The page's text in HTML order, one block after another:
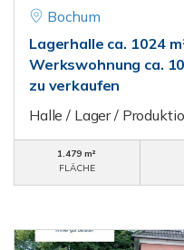
Bochum
Lagerhalle ca. 1024
Werkswohnung ca.
zu verkaufen
Halle / Lager /
1.479 m²
FLÄCHE